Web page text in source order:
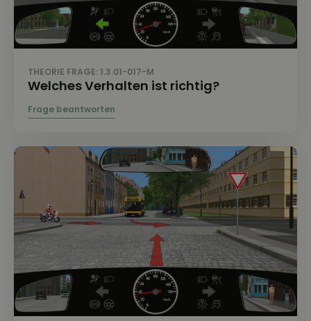
THEORIE FRAGE: 1.3.01-017-M
Welches Verhalten ist richtig?